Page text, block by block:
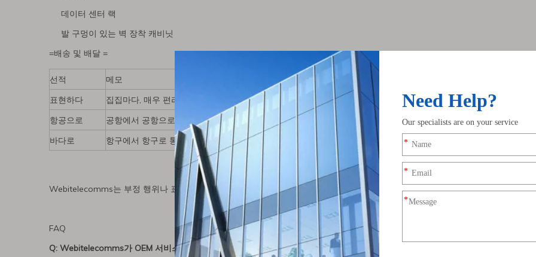
데이터 센터 랙
발 구멍이 있는 벽 장착 캐비닛
=배송 및 배달 =
선적
메모
표현하다
집집마다, 매우 편리하며 통관이나 픽업이 필요하지 않습니다.
항공으로
공항에서 공항으로, 통관을 마치고 현지 공항에서 물품을 픽업해야 합니다.
바다로
항구에서 항구로 통관을 하고 현지 항구에서 물품을 픽업해야 합니다.
Webitelecomms는 부정 행위나 표절 없이 제품 사진을 찍기 위해 최선을 다하고 있습니다.
FAQ
Q: Webitelecomms가 OEM 서비스를 제공한다면?